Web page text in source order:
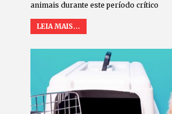
animais durante este período crítico
LEIA MAIS...